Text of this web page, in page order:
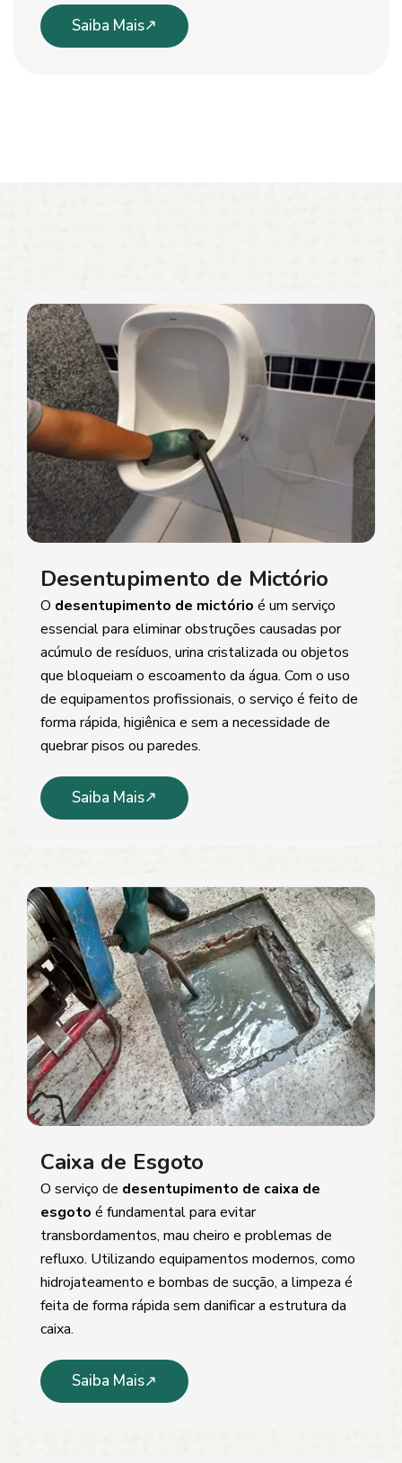
Saiba Mais
Desentupimento de Mictório
O desentupimento de mictório é um serviço
essencial para eliminar obstruções causadas por
acúmulo de resíduos, urina cristalizada ou objetos
que bloqueiam o escoamento da água. Com o uso
de equipamentos profissionais, o serviço é feito de
forma rápida, higiênica e sem a necessidade de
quebrar pisos ou paredes.
Saiba Mais
Caixa de Esgoto
O serviço de desentupimento de caixa de
esgoto é fundamental para evitar
transbordamentos, mau cheiro e problemas de
refluxo. Utilizando equipamentos modernos, como
hidrojateamento e bombas de sucção, a limpeza é
feita de forma rápida sem danificar a estrutura da
caixa.
Saiba Mais